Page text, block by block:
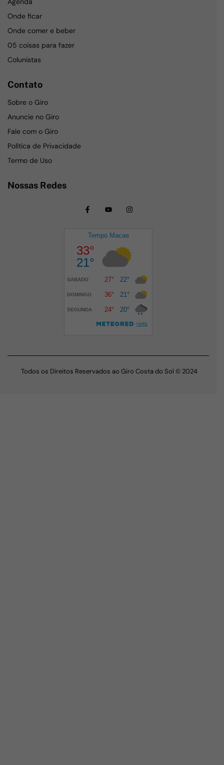
Onde ficar
Onde comer e beber
05 coisas para fazer
Colunistas
Contato
Sobre o Giro
Anuncie no Giro
Fale com o Giro
Política de Privacidade
Termo de Uso
Nossas Redes
Todos os Direitos Reservados ao Giro Costa do Sol © 2024